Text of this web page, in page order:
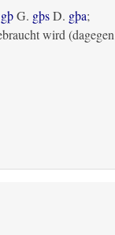
gþG. gþsD. gþa;
wird (dagegen